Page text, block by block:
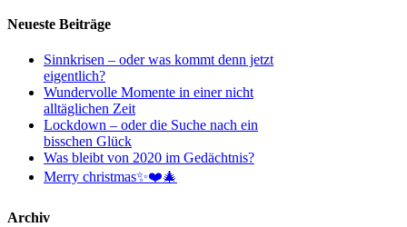
Neueste Beiträge
Sinnkrisen – oder was kommt denn jetzt
eigentlich?
Wundervolle Momente in einer nicht
alltäglichen Zeit
Lockdown – oder die Suche nach ein
bisschen Glück
Was bleibt von 2020 im Gedächtnis?
Merry christmas✨❤️🎄
Archiv